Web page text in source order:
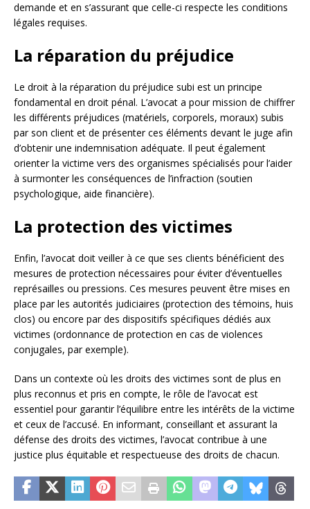
demande et en s’assurant que celle-ci respecte les conditions
légales requises.
La réparation du préjudice
Le droit à la réparation du préjudice subi est un principe
fondamental en droit pénal. L’avocat a pour mission de chiffrer
les différents préjudices (matériels, corporels, moraux) subis
par son client et de présenter ces éléments devant le juge afin
d’obtenir une indemnisation adéquate. Il peut également
orienter la victime vers des organismes spécialisés pour l’aider
à surmonter les conséquences de l’infraction (soutien
psychologique, aide financière).
La protection des victimes
Enfin, l’avocat doit veiller à ce que ses clients bénéficient des
mesures de protection nécessaires pour éviter d’éventuelles
représailles ou pressions. Ces mesures peuvent être mises en
place par les autorités judiciaires (protection des témoins, huis
clos) ou encore par des dispositifs spécifiques dédiés aux
victimes (ordonnance de protection en cas de violences
conjugales, par exemple).
Dans un contexte où les droits des victimes sont de plus en
plus reconnus et pris en compte, le rôle de l’avocat est
essentiel pour garantir l’équilibre entre les intérêts de la victime
et ceux de l’accusé. En informant, conseillant et assurant la
défense des droits des victimes, l’avocat contribue à une
justice plus équitable et respectueuse des droits de chacun.